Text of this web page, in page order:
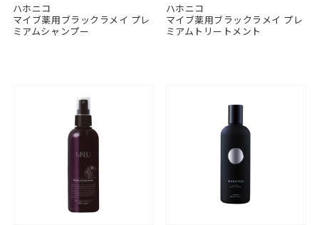
ハホニコ
マイブ薬用ブラックラメイ プレ
ミアムシャンプー
ハホニコ
マイブ薬用ブラックラメイ プレ
ミアムトリートメント